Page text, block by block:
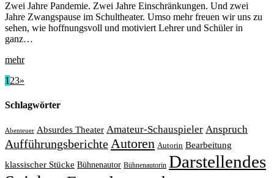
Zwei Jahre Pandemie. Zwei Jahre Einschränkungen. Und zwei
Jahre Zwangspause im Schultheater. Umso mehr freuen wir uns zu
sehen, wie hoffnungsvoll und motiviert Lehrer und Schüler in
ganz…
mehr
123»
Schlagwörter
Abenteuer Absurdes Theater Amateur-Schauspieler Anspruch
Aufführungsberichte Autoren Autorin Bearbeitung
klassischer Stücke Bühnenautor Bühnenautorin Darstellendes